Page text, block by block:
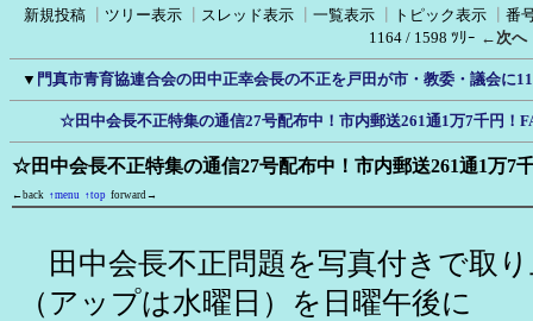
新規投稿 ツリー表示 スレッド表示 一覧表示 トピック表示
番
1164 / 1598 ﾂﾘｰ ←次へ
▼ 門真市青育協連合会の田中正幸会長の不正を戸田が市・教委・議会に
☆田中会長不正特集の通信27号配布中！市内郵送261通1万7千円！
☆田中会長不正特集の通信27号配布中！市内郵送261通1万7
←back ↑menu ↑top forward→
田中会長不正問題を写真付きで取
（アップは水曜日）を日曜午後に